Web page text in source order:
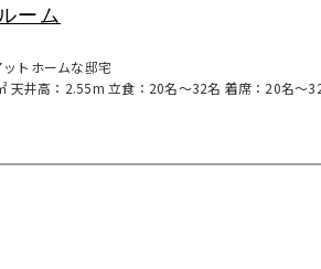
ーム
ットホームな邸宅
天井高：2.55m 立食：20名〜32名 着席：20名〜